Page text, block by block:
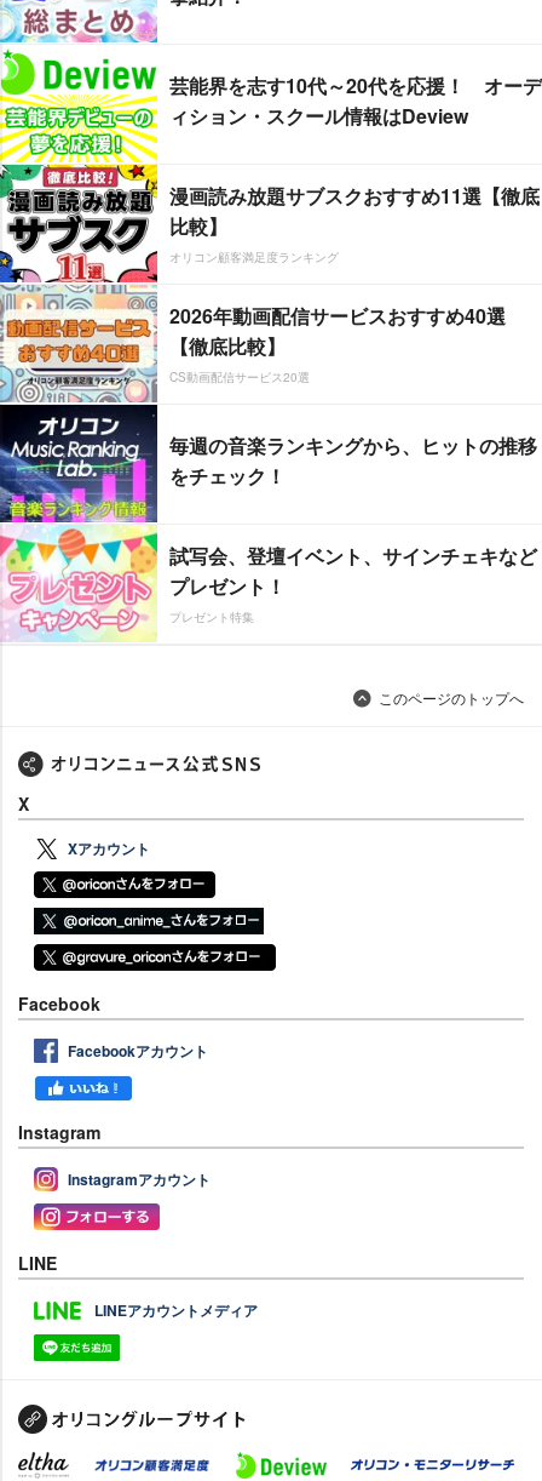
芸能界を志す10代～20代を応援！ オーデ
ィション・スクール情報はDeview
漫画読み放題サブスクおすすめ11選【徹底
比較】
オリコン顧客満足度ランキング
2026年動画配信サービスおすすめ40選
【徹底比較】
CS動画配信サービス20選
毎週の音楽ランキングから、ヒットの推移
をチェック！
試写会、登壇イベント、サインチェキなど
プレゼント！
プレゼント特集
このページのトップへ
X
Xアカウント
Facebook
Facebookアカウント
Instagram
Instagramアカウント
LINE
LINEアカウントメディア